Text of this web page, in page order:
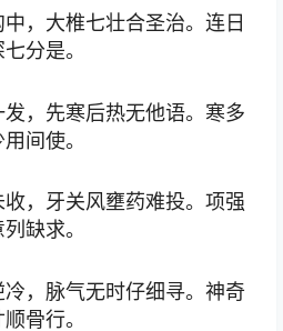
大椎七壮合圣治。连日
分是。
，先寒后热无他语。寒多
间使。
，牙关风壅药难投。项强
缺求。
，脉气无时仔细寻。神奇
骨行。